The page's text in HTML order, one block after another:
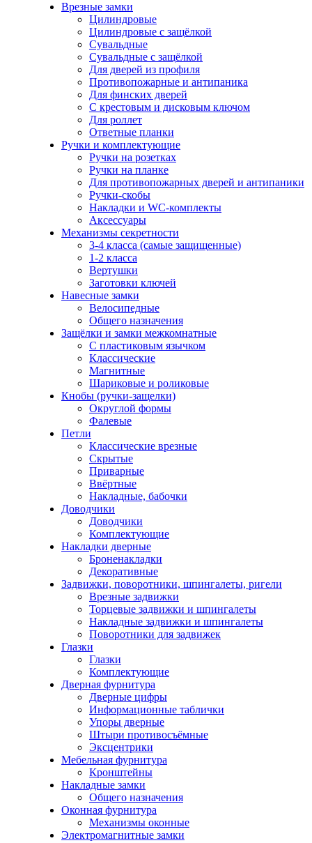
Врезные замки
Цилиндровые
Цилиндровые с защёлкой
Сувальдные
Сувальдные с защёлкой
Для дверей из профиля
Противопожарные и антипаника
Для финских дверей
С крестовым и дисковым ключом
Для роллет
Ответные планки
Ручки и комплектующие
Ручки на розетках
Ручки на планке
Для противопожарных дверей и антипаники
Ручки-скобы
Накладки и WC-комплекты
Аксессуары
Механизмы секретности
3-4 класса (самые защищенные)
1-2 класса
Вертушки
Заготовки ключей
Навесные замки
Велосипедные
Общего назначения
Защёлки и замки межкомнатные
С пластиковым язычком
Классические
Магнитные
Шариковые и роликовые
Кнобы (ручки-защелки)
Округлой формы
Фалевые
Петли
Классические врезные
Скрытые
Приварные
Ввёртные
Накладные, бабочки
Доводчики
Доводчики
Комплектующие
Накладки дверные
Броненакладки
Декоративные
Задвижки, поворотники, шпингалеты, ригели
Врезные задвижки
Торцевые задвижки и шпингалеты
Накладные задвижки и шпингалеты
Поворотники для задвижек
Глазки
Глазки
Комплектующие
Дверная фурнитура
Дверные цифры
Информационные таблички
Упоры дверные
Штыри противосъёмные
Эксцентрики
Мебельная фурнитура
Кронштейны
Накладные замки
Общего назначения
Оконная фурнитура
Механизмы оконные
Электромагнитные замки